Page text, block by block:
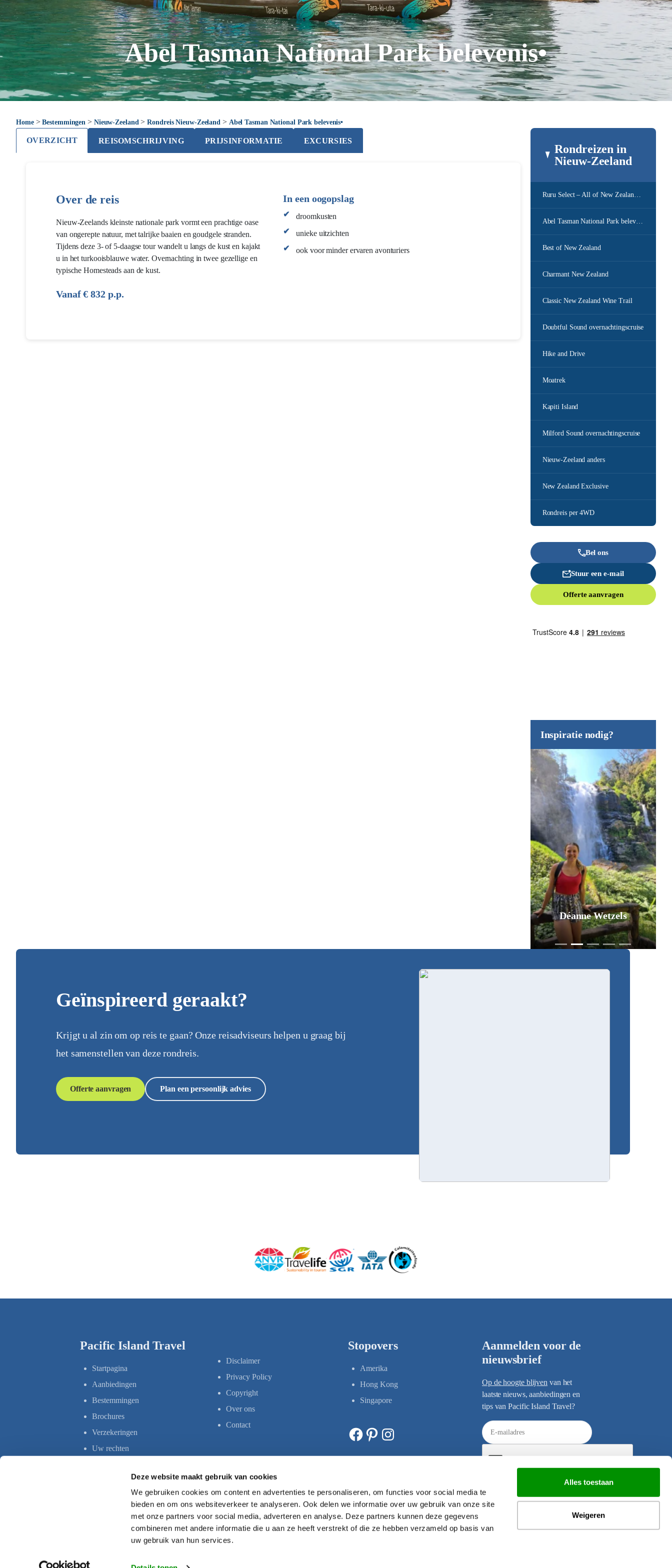
Deze website maakt gebruik van cookies
We gebruiken cookies om content en advertenties te personaliseren, om functies voor social media te
bieden en om ons websiteverkeer te analyseren. Ook delen we informatie over uw gebruik van onze site
met onze partners voor social media, adverteren en analyse. Deze partners kunnen deze gegevens
combineren met andere informatie die u aan ze heeft verstrekt of die ze hebben verzameld op basis van
uw gebruik van hun services.
Alles toestaan
Weigeren
Abel Tasman National Park belevenis•
Home>Bestemmingen > Nieuw-Zeeland >Rondreis Nieuw-Zeeland > Abel Tasman National Park belevenis•
Rondreizen in
Nieuw-Zeeland
Ruru Select – All of New Zealand Tour
Abel Tasman National Park belevenis 3 dagen
Best of New Zealand
Charmant New Zealand
Classic New Zealand Wine Trail
Doubtful Sound overnachtingscruise
Hike and Drive
Moatrek
Kapiti Island
Milford Sound overnachtingscruise
Nieuw-Zeeland anders
New Zealand Exclusive
Rondreis per 4WD
Bel ons
Stuur een e-mail
Offerte aanvragen
Inspiratie nodig?
Déanne Wetzels
OVERZICHT REISOMSCHRIJVING PRIJSINFORMATIE EXCURSIES
Over de reis
Nieuw-Zeelands kleinste nationale park vormt een prachtige oase
van ongerepte natuur, met talrijke baaien en goudgele stranden.
Tijdens deze 3- of 5-daagse tour wandelt u langs de kust en kajakt
u in het turkooisblauwe water. Overnachting in twee gezellige en
typische Homesteads aan de kust.
Vanaf € 832 p.p.
In een oogopslag
droomkusten
unieke uitzichten
ook voor minder ervaren avonturiers
Geïnspireerd geraakt?
Krijgt u al zin om op reis te gaan? Onze reisadviseurs helpen u graag bij
het samenstellen van deze rondreis.
Offerte aanvragen Plan een persoonlijk advies
Pacific Island Travel
Startpagina
Aanbiedingen
Bestemmingen
Brochures
Verzekeringen
Uw rechten
Disclaimer
Privacy Policy
Copyright
Over ons
Contact
Stopovers
Amerika
Hong Kong
Singapore
Facebook Pinterest Instagram
Aanmelden voor de
nieuwsbrief
Op de hoogte blijven van het
laatste nieuws, aanbiedingen en
tips van Pacific Island Travel?
E
-
a
d
e